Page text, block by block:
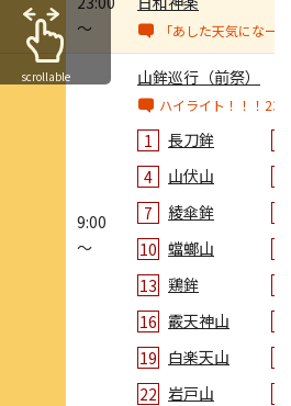
～
「あした天気になー
9:00
～
山鉾巡行（前祭）
ハイライト！！！23
1 長刀鉾
4
山伏山
7
綾傘鉾
10 蟷螂山
13 鶏鉾
16 霰天神山
19 白楽天山
22 岩戸山
scrollable